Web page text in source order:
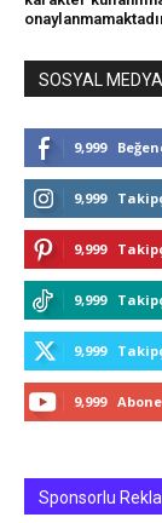
SOSYAL MEDYA
9,999
9,999
9,999
9,999
9,999
9,999 Abone
Sponsorlu